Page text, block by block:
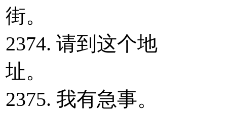
街。
2374. 请到这个地
址。
2375. 我有急事。